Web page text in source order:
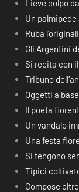
Lieve colpo
Un
Ruba
Gli Argentini
Si recita con
Tribuno
Oggetti a
Il poeta
Un vandalo
Una festa
Si tengono
Tipici
Compose